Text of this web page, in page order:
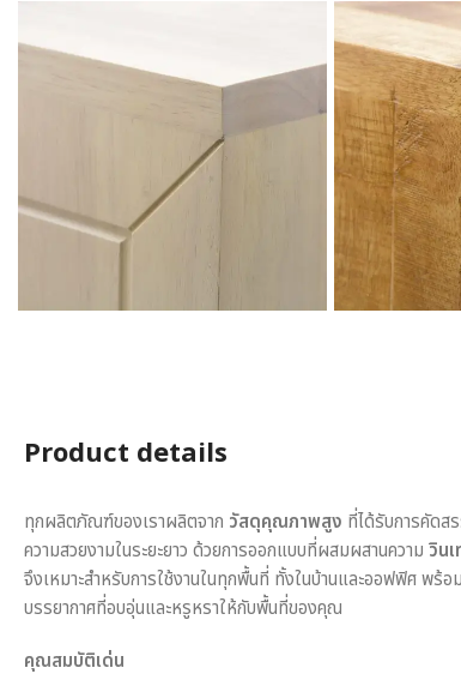
Product details
ทุกผลิตภัณฑ์ของเราผลิตจาก วัสดุคุณภาพสูง ที่ได้รับการคัดส
ความสวยงามในระยะยาว ด้วยการออกแบบที่ผสมผสานความ วิน
จึงเหมาะสำหรับการใช้งานในทุกพื้นที่ ทั้งในบ้านและออฟฟิศ พร้
บรรยากาศที่อบอุ่นและหรูหราให้กับพื้นที่ของคุณ
คุณสมบัติเด่น